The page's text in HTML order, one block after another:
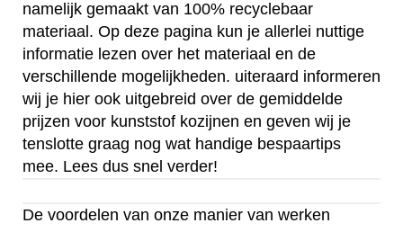
namelijk gemaakt van 100% recyclebaar
materiaal. Op deze pagina kun je allerlei nuttige
informatie lezen over het materiaal en de
verschillende mogelijkheden. uiteraard informeren
wij je hier ook uitgebreid over de gemiddelde
prijzen voor kunststof kozijnen en geven wij je
tenslotte graag nog wat handige bespaartips
mee. Lees dus snel verder!
De voordelen van onze manier van werken